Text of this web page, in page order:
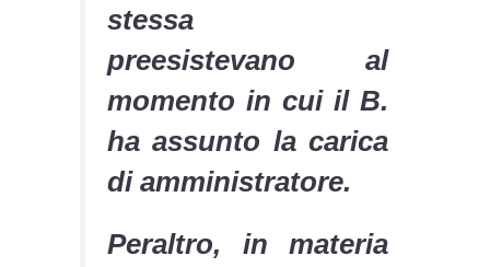
stessa
preesistevano al
momento in cui il B.
ha assunto la carica
di amministratore.
Peraltro, in materia